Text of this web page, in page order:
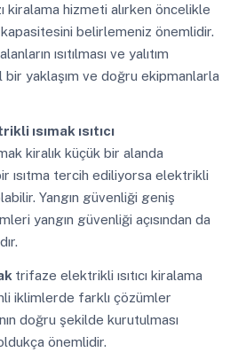
kiralama hizmeti alırken öncelikle
kapasitesini belirlemeniz önemlidir.
ısıtılması ve yalıtım
yaklaşım ve doğru ekipmanlarla
ısımak ısıtıcı
kiralık küçük bir alanda
ısıtma tercih ediliyorsa elektrikli
Yangın güvenliği geniş
yangın güvenliği açısından da
trifaze elektrikli ısıtıcı kiralama
iklimlerde farklı çözümler
doğru şekilde kurutulması
önemlidir.